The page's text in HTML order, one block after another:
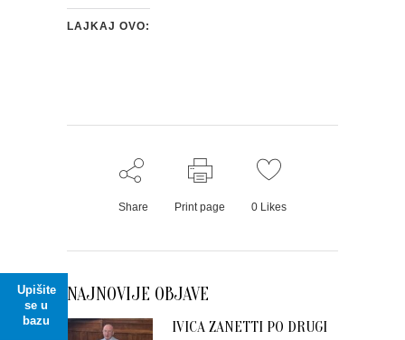
Upišite
se u
bazu
LAJKAJ OVO:
Share Print page 0 Likes
NAJNOVIJE OBJAVE
IVICA ZANETTI PO DRUGI